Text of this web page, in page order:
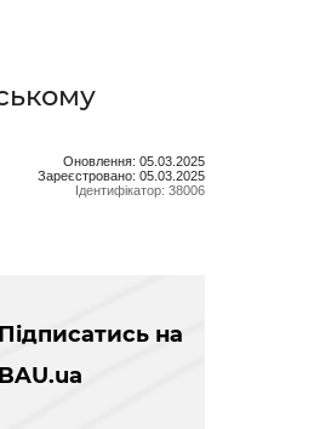
Оновлення: 05.03.2025
Зареєстровано: 05.03.2025
Ідентифікатор: 38006
Підписатись на
BAU.ua